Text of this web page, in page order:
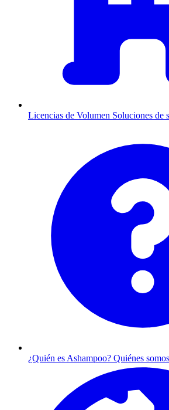
Licencias de Volumen Soluciones de
¿Quién es Ashampoo? Quiénes